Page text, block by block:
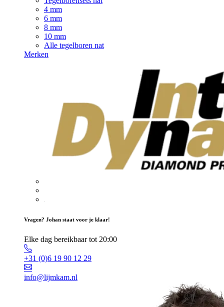
4 mm
6 mm
8 mm
10 mm
Alle tegelboren nat
Merken
Vragen? Johan staat voor je klaar!
Elke dag bereikbaar tot 20:00
+31 (0)6 19 90 12 29
info@lijmkam.nl